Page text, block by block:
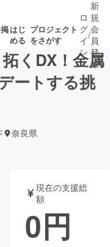
はじ
める
プロジェクト
をさがす
書籍・雑誌
ロ
グ
イ
ン
/
新
規
会
員
登
録
くDX！金属
ートする挑
奈良県
現在の支援総
額
0円